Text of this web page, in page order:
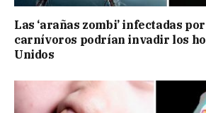
Las ‘arañas zombi’ infectadas
carnívoros podrían invadir los
Unidos